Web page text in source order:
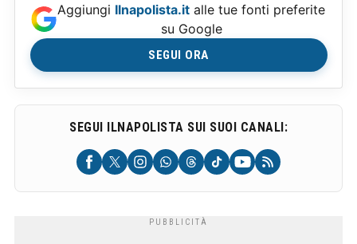
Aggiungi Ilnapolista.it alle tue fonti preferite
su Google
SEGUI ORA
SEGUI ILNAPOLISTA SUI SUOI CANALI: